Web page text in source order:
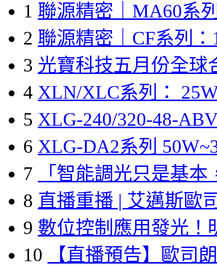
1 聯源精密｜MA60系
2 聯源精密｜CF系列：
3 光寶科技五月份全球
4 XLN/XLC系列：
5 XLG-240/320-48-
6 XLG-DA2系列
7
「智能調光只是基本
8 直播重播 | 艾邁斯歐
9 數位控制應用發光！
10
【直播預告】歐司